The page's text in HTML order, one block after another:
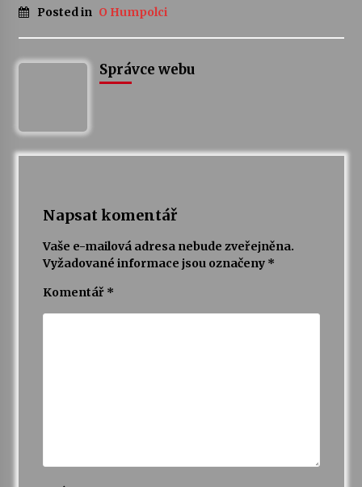
Posted in O Humpolci
Správce webu
Napsat komentář
Vaše e-mailová adresa nebude zveřejněna.
Vyžadované informace jsou označeny *
Komentář *